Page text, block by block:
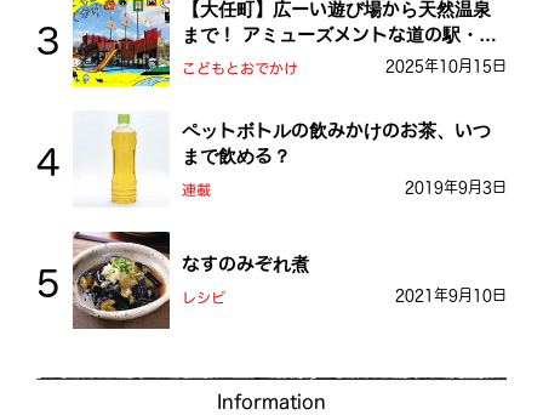
【大任町】広ーい遊び場から天然温泉
まで！ アミューズメントな道の駅・お
おとう桜街道
こどもとおでかけ 2025年10月15日
ペットボトルの飲みかけのお茶、いつ
まで飲める？
連載 2019年9月3日
なすのみぞれ煮
レシピ 2021年9月10日
Information